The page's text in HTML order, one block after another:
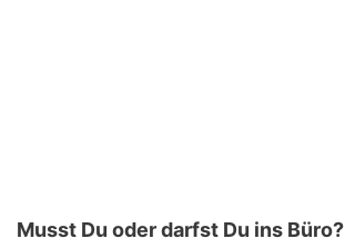
Musst Du oder darfst Du ins Büro?